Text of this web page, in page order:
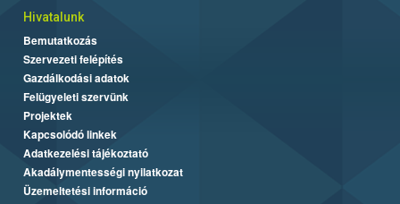
Hivatalunk
Bemutatkozás
Szervezeti felépítés
Gazdálkodási adatok
Felügyeleti szervünk
Projektek
Kapcsolódó linkek
Adatkezelési tájékoztató
Akadálymentességi nyilatkozat
Üzemeltetési információ